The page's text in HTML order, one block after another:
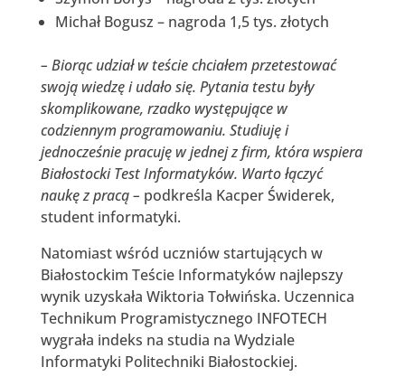
Michał Bogusz – nagroda 1,5 tys. złotych
– Biorąc udział w teście chciałem przetestować
swoją wiedzę i udało się. Pytania testu były
skomplikowane, rzadko występujące w
codziennym programowaniu. Studiuję i
jednocześnie pracuję w jednej z firm, która wspiera
Białostocki Test Informatyków. Warto łączyć
naukę z pracą – podkreśla Kacper Świderek,
student informatyki.
Natomiast wśród uczniów startujących w
Białostockim Teście Informatyków najlepszy
wynik uzyskała Wiktoria Tołwińska. Uczennica
Technikum Programistycznego INFOTECH
wygrała indeks na studia na Wydziale
Informatyki Politechniki Białostockiej.